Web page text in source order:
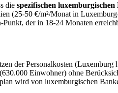
die spezifischen luxemburgischen
(25-50 €/m²/Monat in
der in 18-24 Monaten
der Personalkosten
Einwohner) ohne
wird von luxemburgischen